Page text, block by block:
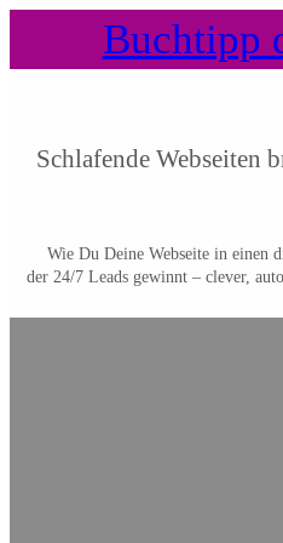
Buchtipp
Schlafende Webseiten
Wie Du Deine Webseite in einen
der 24/7 Leads gewinnt – clever,